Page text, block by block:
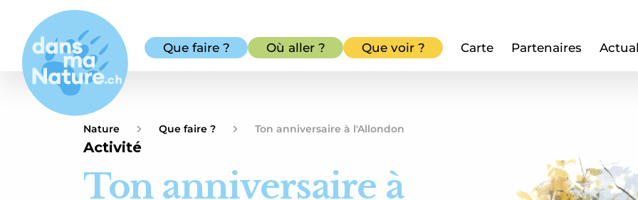
Que faire ? Où aller ? Que voir ? Carte Partenaires
Nature Que faire ? Ton anniversaire à l'Allondon
Activité
Ton anniversaire à